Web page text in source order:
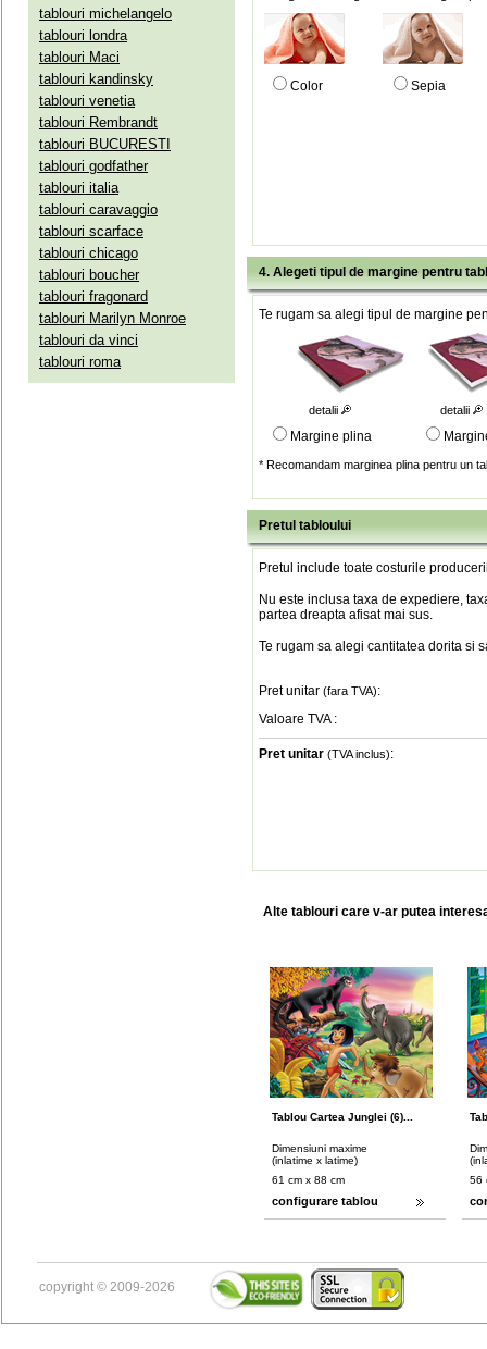
tablouri michelangelo
tablouri londra
tablouri Maci
tablouri kandinsky
tablouri venetia
tablouri Rembrandt
tablouri BUCURESTI
tablouri godfather
tablouri italia
tablouri caravaggio
tablouri scarface
tablouri chicago
tablouri boucher
tablouri fragonard
tablouri Marilyn Monroe
tablouri da vinci
tablouri roma
Color Sepia
4. Alegeti tipul de margine pentru
Te rugam sa alegi tipul de margine
detalii detalii
Margine plina
* Recomandam marginea plina pentru un
Pretul tabloului
Pretul include toate costurile
Nu este inclusa taxa de expediere,
partea dreapta afisat mai sus.
Te rugam sa alegi cantitatea dorita si
Pret unitar (fara TVA):
Valoare TVA :
Pret unitar (TVA inclus):
Alte tablouri care v-ar putea
Tablou Cartea Junglei (6)...
Dimensiuni maxime
(inlatime x latime)
61 cm x 88 cm
configurare tablou
56
copyright © 2009-2026